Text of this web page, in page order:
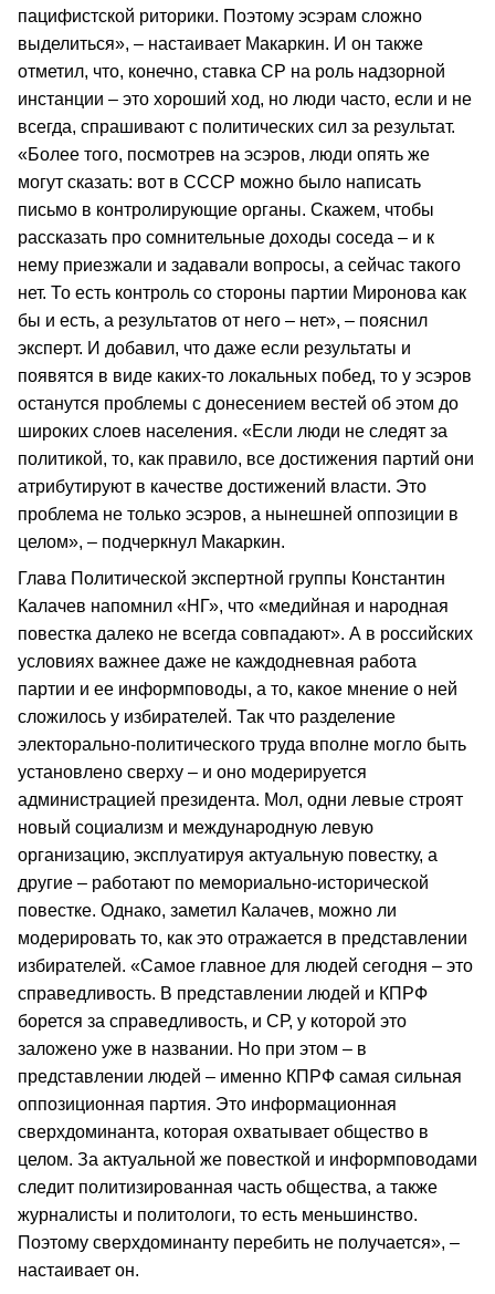
пацифистской риторики. Поэтому эсэрам сложно
выделиться», – настаивает Макаркин. И он также
отметил, что, конечно, ставка СР на роль надзорной
инстанции – это хороший ход, но люди часто, если и не
всегда, спрашивают с политических сил за результат.
«Более того, посмотрев на эсэров, люди опять же
могут сказать: вот в СССР можно было написать
письмо в контролирующие органы. Скажем, чтобы
рассказать про сомнительные доходы соседа – и к
нему приезжали и задавали вопросы, а сейчас такого
нет. То есть контроль со стороны партии Миронова как
бы и есть, а результатов от него – нет», – пояснил
эксперт. И добавил, что даже если результаты и
появятся в виде каких-то локальных побед, то у эсэров
останутся проблемы с донесением вестей об этом до
широких слоев населения. «Если люди не следят за
политикой, то, как правило, все достижения партий они
атрибутируют в качестве достижений власти. Это
проблема не только эсэров, а нынешней оппозиции в
целом», – подчеркнул Макаркин.
Глава Политической экспертной группы Константин
Калачев напомнил «НГ», что «медийная и народная
повестка далеко не всегда совпадают». А в российских
условиях важнее даже не каждодневная работа
партии и ее информповоды, а то, какое мнение о ней
сложилось у избирателей. Так что разделение
электорально-политического труда вполне могло быть
установлено сверху – и оно модерируется
администрацией президента. Мол, одни левые строят
новый социализм и международную левую
организацию, эксплуатируя актуальную повестку, а
другие – работают по мемориально-исторической
повестке. Однако, заметил Калачев, можно ли
модерировать то, как это отражается в представлении
избирателей. «Самое главное для людей сегодня – это
справедливость. В представлении людей и КПРФ
борется за справедливость, и СР, у которой это
заложено уже в названии. Но при этом – в
представлении людей – именно КПРФ самая сильная
оппозиционная партия. Это информационная
сверхдоминанта, которая охватывает общество в
целом. За актуальной же повесткой и информповодами
следит политизированная часть общества, а также
журналисты и политологи, то есть меньшинство.
Поэтому сверхдоминанту перебить не получается», –
настаивает он.